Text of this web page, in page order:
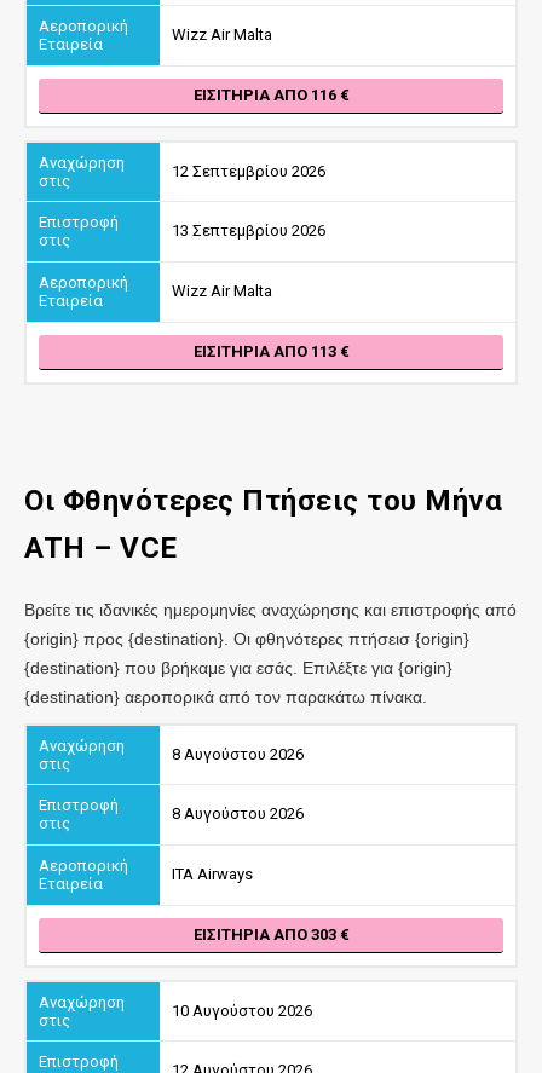
Wizz Air Malta
ΕΙΣΙΤΉΡΙΑ ΑΠΌ 116
12 Σεπτεμβρίου 2026
13 Σεπτεμβρίου 2026
Wizz Air Malta
ΕΙΣΙΤΉΡΙΑ ΑΠΌ 113
Οι Φθηνότερες Πτήσεις του Μήνα
ATH – VCE
Βρείτε τις ιδανικές ημερομηνίες αναχώρησης και επιστροφής από
{origin} προς {destination}. Οι φθηνότερες πτήσεισ {origin}
{destination} που βρήκαμε για εσάς. Επιλέξτε για {origin}
{destination} αεροπορικά από τον παρακάτω πίνακα.
8 Αυγούστου 2026
8 Αυγούστου 2026
ITA Airways
ΕΙΣΙΤΉΡΙΑ ΑΠΌ 303
10 Αυγούστου 2026